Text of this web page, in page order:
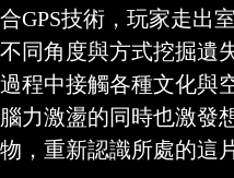
合GPS技術，玩家走出
不同角度與方式挖掘遺
過程中接觸各種文化與
腦力激盪的同時也激發
物，重新認識所處的這